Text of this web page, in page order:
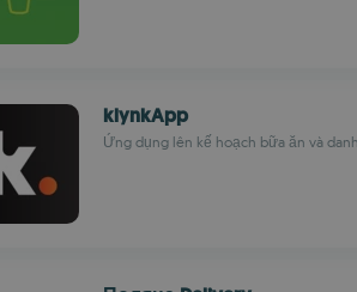
klynkApp
Ứng dụng lên kế hoạch bữa ăn và